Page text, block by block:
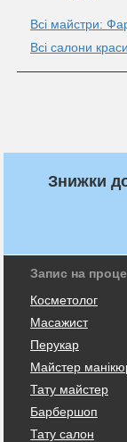
Всі майстри:
Всі салони
Знижки
Запис на
Косметолог
Масажист
Перукар
Майстер
Тату майстер
Барбершоп
Тату салон